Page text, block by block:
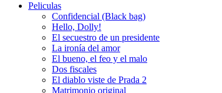
Peliculas
Confidencial (Black bag)
Hello, Dolly!
El secuestro de un presidente
La ironía del amor
El bueno, el feo y el malo
Dos fiscales
El diablo viste de Prada 2
Matrimonio original